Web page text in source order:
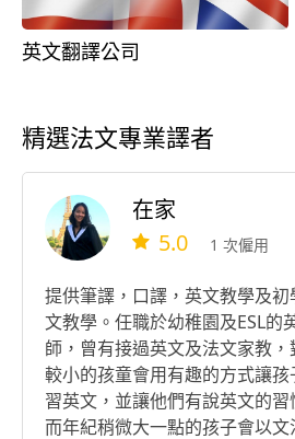
英文翻譯公司
精選法文專業譯者
在家
5.0 1 次僱用
提供筆譯，口譯，英文教學及初
文教學。任職於幼稚園及ESL的
師，曾有接過英文及法文家教，
較小的孩童會用有趣的方式讓孩
習英文，並讓他們有說英文的習
而年紀稍微大一點的孩子會以文